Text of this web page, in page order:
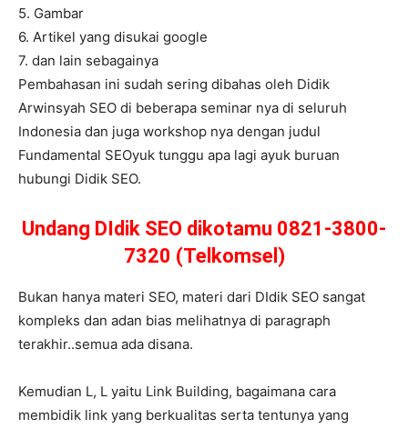
5. Gambar
6. Artikel yang disukai google
7. dan lain sebagainya
Pembahasan ini sudah sering dibahas oleh Didik
Arwinsyah SEO di beberapa seminar nya di seluruh
Indonesia dan juga workshop nya dengan judul
Fundamental SEOyuk tunggu apa lagi ayuk buruan
hubungi Didik SEO.
Undang DIdik SEO dikotamu 0821-3800-
7320 (Telkomsel)
Bukan hanya materi SEO, materi dari DIdik SEO sangat
kompleks dan adan bias melihatnya di paragraph
terakhir..semua ada disana.
Kemudian L, L yaitu Link Building, bagaimana cara
membidik link yang berkualitas serta tentunya yang